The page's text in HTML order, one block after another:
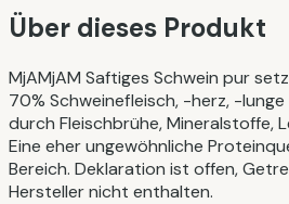
Über dieses Produkt
MjAMjAM Saftiges Schwein pur
70% Schweinefleisch, -herz, -
durch Fleischbrühe, Mineralstoffe,
Eine eher ungewöhnliche
Bereich. Deklaration ist offen,
Hersteller nicht enthalten.